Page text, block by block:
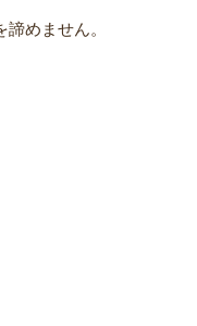
めません。